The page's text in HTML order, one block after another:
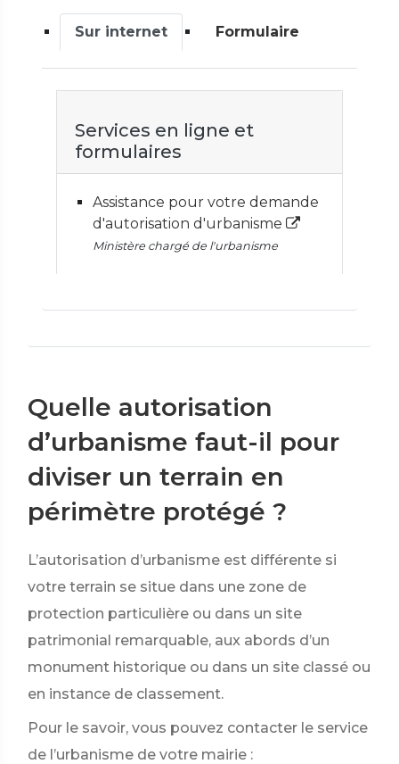
Sur internet Formulaire
Services en ligne et
formulaires
Assistance pour votre demande
d'autorisation d'urbanisme
Ministère chargé de l'urbanisme
Quelle autorisation
d’urbanisme faut-il pour
diviser un terrain en
périmètre protégé ?
L’autorisation d’urbanisme est différente si
votre terrain se situe dans une zone de
protection particulière ou dans un site
patrimonial remarquable, aux abords d’un
monument historique ou dans un site classé ou
en instance de classement.
Pour le savoir, vous pouvez contacter le service
de l’urbanisme de votre mairie :